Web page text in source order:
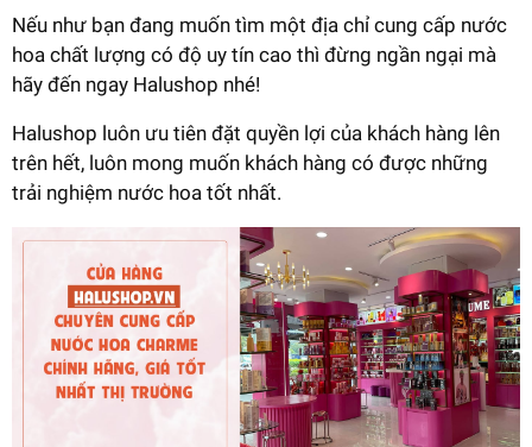
Nếu như bạn đang muốn tìm một địa chỉ cung cấp nước
hoa chất lượng có độ uy tín cao thì đừng ngần ngại mà
hãy đến ngay Halushop nhé!
Halushop luôn ưu tiên đặt quyền lợi của khách hàng lên
trên hết, luôn mong muốn khách hàng có được những
trải nghiệm nước hoa tốt nhất.